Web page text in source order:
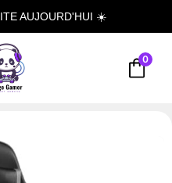
AUJOURD'HUI ☀️
0